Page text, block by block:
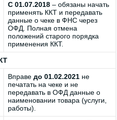
С 01.07.2018 – обязаны начать
применять ККТ и передавать
данные о чеке в ФНС через
ОФД. Полная отмена
положений старого порядка
применения ККТ.
Вправе до 01.02.2021 не
печатать на чеке и не
передавать в ОФД данные о
наименовании товара (услуги,
работы).